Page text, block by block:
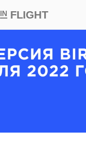
INFLIGHT